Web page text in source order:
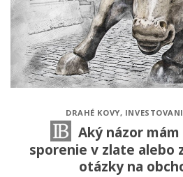
DRAHÉ KOVY,
Aký názor
sporenie v zlate alebo
otázky na